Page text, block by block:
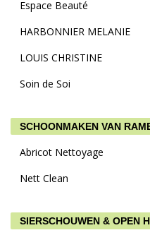
Espace Beauté
HARBONNIER MELANIE
LOUIS CHRISTINE
Soin de Soi
SCHOONMAKEN VAN
Abricot Nettoyage
Nett Clean
SIERSCHOUWEN & OPEN